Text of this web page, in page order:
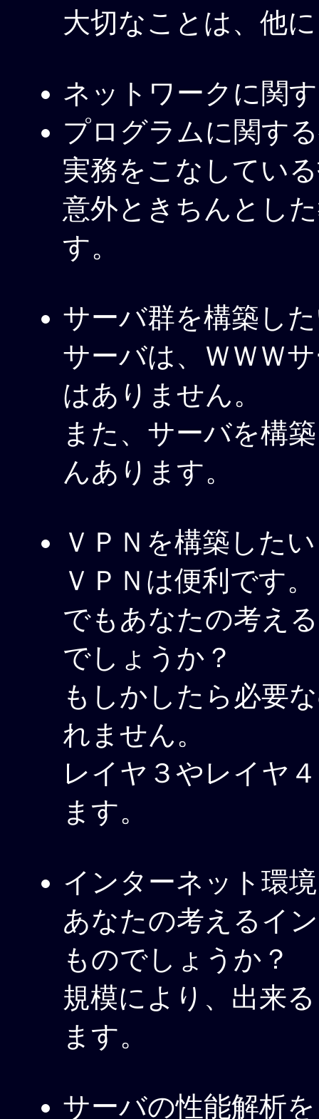
大切なことは、他
ネットワークに関
プログラムに関す
実務をこなしてい
意外ときちんとし
す。
サーバ群を構築し
サーバは、ＷＷＷ
はありません。
また、サーバを構
んあります。
ＶＰＮを構築したい
ＶＰＮは便利です。
でもあなたの考え
でしょうか？
もしかしたら必要
れません。
レイヤ３やレイヤ
ます。
インターネット環
あなたの考えるイ
ものでしょうか？
規模により、出来
ます。
サーバの性能解析